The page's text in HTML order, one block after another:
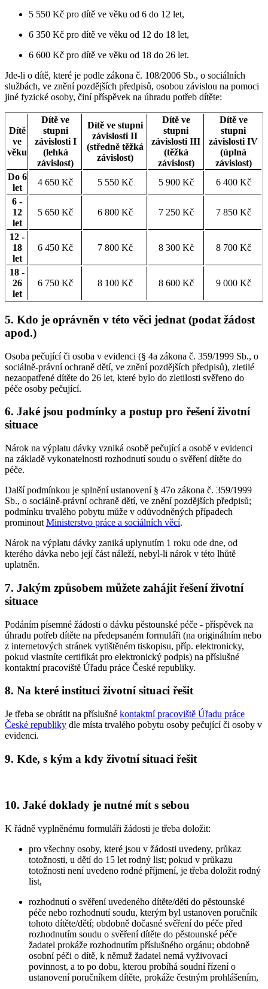
5 550 Kč pro dítě ve věku od 6 do 12 let,
6 350 Kč pro dítě ve věku od 12 do 18 let,
6 600 Kč pro dítě ve věku od 18 do 26 let.
Jde-li o dítě, které je podle zákona č. 108/2006 Sb., o sociálních
službách, ve znění pozdějších předpisů, osobou závislou na pomoci
jiné fyzické osoby, činí příspěvek na úhradu potřeb dítěte:
Dítě
ve
věku
Dítě ve
stupni
závislosti I
(lehká
závislost)
Dítě ve stupni
závislosti II
(středně těžká
závislost)
Dítě ve
stupni
závislosti III
(těžká
závislost)
Dítě ve
stupni
závislosti IV
(úplná
závislost)
Do 6
let
4 650 Kč 5 550 Kč 5 900 Kč
6 400 Kč
6 -
12
let
5 650 Kč 6 800 Kč 7 250 Kč 7 850 Kč
12 -
18
let
6 450 Kč 7 800 Kč 8 300 Kč 8 700 Kč
18 -
26
let
6 750 Kč 8 100 Kč 8 600 Kč 9 000 Kč
5. Kdo je oprávněn v této věci jednat (podat žádost
apod.)
Osoba pečující či osoba v evidenci (§ 4a zákona č. 359/1999 Sb., o
sociálně-právní ochraně dětí, ve znění pozdějších předpisů), zletilé
nezaopatřené dítěte do 26 let, které bylo do zletilosti svěřeno do
péče osoby pečující.
6. Jaké jsou podmínky a postup pro řešení životní
situace
Nárok na výplatu dávky vzniká osobě pečující a osobě v evidenci
na základě vykonatelnosti rozhodnutí soudu o svěření dítěte do
péče.
Další podmínkou je splnění ustanovení § 47o zákona č. 359/1999
Sb., o sociálně-právní ochraně dětí, ve znění pozdějších předpisů;
podmínku trvalého pobytu může v odůvodněných případech
prominout Ministerstvo práce a sociálních věcí.
Nárok na výplatu dávky zaniká uplynutím 1 roku ode dne, od
kterého dávka nebo její část náleží, nebyl-li nárok v této lhůtě
uplatněn.
7. Jakým způsobem můžete zahájit řešení životní
situace
Podáním písemné žádosti o dávku pěstounské péče - příspěvek na
úhradu potřeb dítěte na předepsaném formuláři (na originálním nebo
z internetových stránek vytištěném tiskopisu, příp. elektronicky,
pokud vlastníte certifikát pro elektronický podpis) na příslušné
kontaktní pracoviště Úřadu práce České republiky.
8. Na které instituci životní situaci řešit
Je třeba se obrátit na příslušné kontaktní pracoviště Úřadu práce
České republiky dle místa trvalého pobytu osoby pečující či osoby v
evidenci.
9. Kde, s kým a kdy životní situaci řešit
10. Jaké doklady je nutné mít s sebou
K řádně vyplněnému formuláři žádosti je třeba doložit:
pro všechny osoby, které jsou v žádosti uvedeny, průkaz
totožnosti, u dětí do 15 let rodný list; pokud v průkazu
totožnosti není uvedeno rodné příjmení, je třeba doložit rodný
list,
rozhodnutí o svěření uvedeného dítěte/dětí do pěstounské
péče nebo rozhodnutí soudu, kterým byl ustanoven poručník
tohoto dítěte/dětí; obdobně dočasné svěření do péče před
rozhodnutím soudu o svěření dítěte do pěstounské péče
žadatel prokáže rozhodnutím příslušného orgánu; obdobně
osobní péči o dítě, k němuž žadatel nemá vyživovací
povinnost, a to po dobu, kterou probíhá soudní řízení o
ustanovení poručníkem dítěte, prokáže čestným prohlášením,